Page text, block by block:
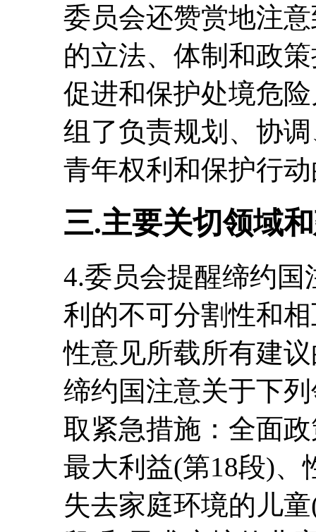
委员会还赞赏地注
的立法、体制和政
促进和保护处境危
组了负责规划、协
青年权利和保护行
三.主要关切领域
4.委员会提醒缔约
利的不可分割性和
性意见所载所有建
缔约国注意关于下
取紧急措施：全面
最大利益(第18段)、
失去家庭环境的儿